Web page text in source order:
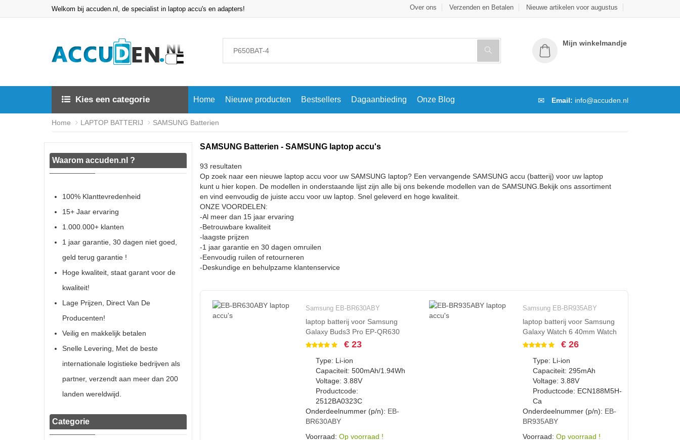
Welkom bij accuden.nl, de specialist in laptop accu's en adapters! Over ons Verzenden en Betalen Nieuwe artikelen voor augustus
Mijn winkelmandje
Kies een categorie Home Nieuwe producten Bestsellers Dagaanbieding Onze Blog Email: info@accuden.nl
Home LAPTOP BATTERIJ SAMSUNG Batterien
Waarom accuden.nl ?
100% Klanttevredenheid
15+ Jaar ervaring
1.000.000+ klanten
1 jaar garantie, 30 dagen niet goed,
geld terug garantie !
Hoge kwaliteit, staat garant voor de
kwaliteit!
Lage Prijzen, Direct Van De
Producenten!
Veilig en makkelijk betalen
Snelle Levering, Met de beste
internationale logistieke bedrijven als
partner, verzendt aan meer dan 200
landen wereldwijd.
Categorie
SAMSUNG Batterien - SAMSUNG laptop accu's
93 resultaten
Op zoek naar een nieuwe laptop accu voor uw SAMSUNG laptop? Een vervangende SAMSUNG accu (batterij) voor uw laptop
kunt u hier kopen. De modellen in onderstaande lijst zijn alle bij ons bekende modellen van de SAMSUNG.Bekijk ons assortiment
en vind eenvoudig de juiste accu voor uw laptop. Snel geleverd en hoge kwaliteit.
ONZE VOORDELEN:
-Al meer dan 15 jaar ervaring
-Betrouwbare kwaliteit
-laagste prijzen
-1 jaar garantie en 30 dagen omruilen
-Eenvoudig ruilen of retourneren
-Deskundige en behulpzame klantenservice
Samsung EB-BR630ABY
laptop batterij voor Samsung
Galaxy Buds3 Pro EP-QR630
€ 23
Type: Li-ion
Capaciteit: 500mAh/1.94Wh
Voltage: 3.88V
Productcode:
2512BA0323C
Onderdeelnummer (p/n): EB-
BR630ABY
Voorraad: Op voorraad !
Samsung EB-BR935ABY
laptop batterij voor Samsung
Galaxy Watch 6 40mm Watch
€ 26
Type: Li-ion
Capaciteit: 295mAh
Voltage: 3.88V
Productcode: ECN188M5H-
Ca
Onderdeelnummer (p/n): EB-
BR935ABY
Voorraad: Op voorraad !